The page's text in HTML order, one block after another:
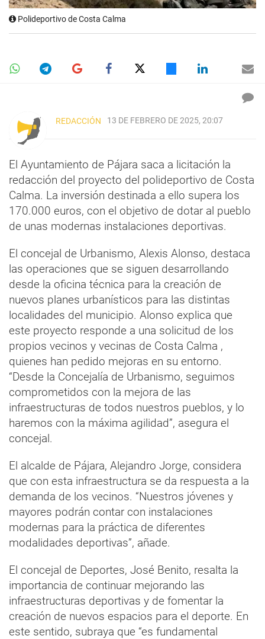
Polideportivo de Costa Calma
REDACCIÓN 13 DE FEBRERO DE 2025, 20:07
El Ayuntamiento de Pájara saca a licitación la
redacción del proyecto del polideportivo de Costa
Calma. La inversión destinada a ello supera los
170.000 euros, con el objetivo de dotar al pueblo
de unas modernas instalaciones deportivas.
El concejal de Urbanismo, Alexis Alonso, destaca
las operaciones que se siguen desarrollando
desde la oficina técnica para la creación de
nuevos planes urbanísticos para las distintas
localidades del municipio. Alonso explica que
este proyecto responde a una solicitud de los
propios vecinos y vecinas de Costa Calma ,
quienes han pedido mejoras en su entorno.
“Desde la Concejalía de Urbanismo, seguimos
comprometidos con la mejora de las
infraestructuras de todos nuestros pueblos, y lo
haremos con la máxima agilidad”, asegura el
concejal.
El alcalde de Pájara, Alejandro Jorge, considera
que con esta infraestructura se da respuesta a la
demanda de los vecinos. “Nuestros jóvenes y
mayores podrán contar con instalaciones
modernas para la práctica de diferentes
modalidades deportivas”, añade.
El concejal de Deportes, José Benito, resalta la
importancia de continuar mejorando las
infraestructuras deportivas y de fomentar la
creación de nuevos espacios para el deporte. En
este sentido, subraya que “es fundamental